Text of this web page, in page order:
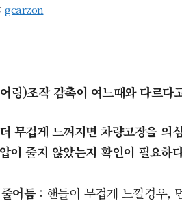
gcarzon
링)조작 감촉이 여느때와 다르다
무겁게 느껴지면 차량고장을 의
이 줄지 않았는지 확인이 필요하
어듬: 핸들이 무겁게 느낄경우,